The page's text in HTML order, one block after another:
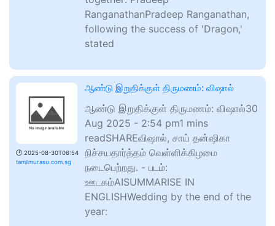
RanganathanPradeep Ranganathan,
following the success of 'Dragon,'
stated
🕑 2025-08-30T06:54
tamilmurasu.com.sg
ஆண்டு இறுதிக்குள் திருமணம்: விஷால்
ஆண்டு இறுதிக்குள் திருமணம்: விஷால்30
Aug 2025 - 2:54 pm1 mins
readSHAREவிஷால், சாய் தன்ஷிகா
நிச்சயதார்த்தம் வெள்ளிக்கிழமை
நடைபெற்றது. - படம்:
ஊடகம்AISUMMARISE IN
ENGLISHWedding by the end of the
year: